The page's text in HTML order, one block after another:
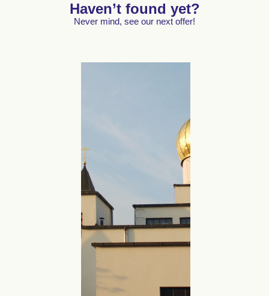
Haven’t found yet?
Never mind, see our next offer!